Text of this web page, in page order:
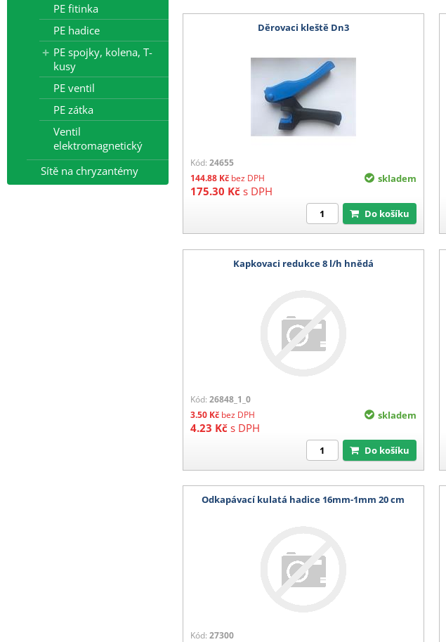
PE fitinka
PE hadice
PE spojky, kolena, T-
kusy
PE ventil
PE zátka
Ventil
elektromagnetický
Sítě na chryzantémy
Děrovaci kleště Dn3
Kód: 24655
144.88 Kč bez DPH
175.30 Kč s DPH
skladem
Do košíku
Kapkovaci redukce 8 l/h hnědá
Kód: 26848_1_0
3.50 Kč bez DPH
4.23 Kč s DPH
skladem
Do košíku
Odkapávací kulatá hadice 16mm-1mm 20 cm
Kód: 27300